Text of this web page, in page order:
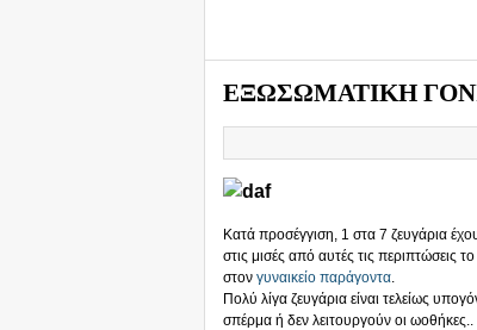
ΕΞΩΣΩΜΑΤΙΚΗ
Κατά προσέγγιση, 1 στα 7 ζευγάρια
στις μισές από αυτές τις περιπτώσεις
στον γυναικείο παράγοντα.
Πολύ λίγα ζευγάρια είναι τελείως
σπέρμα ή δεν λειτουργούν οι ωοθήκες..